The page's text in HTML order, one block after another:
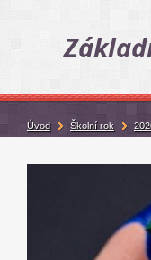
Úvod Školní rok